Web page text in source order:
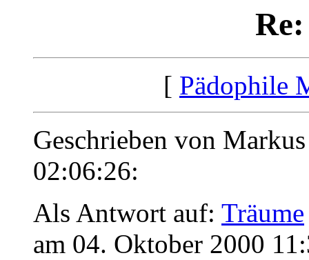
[ Pädophile
Geschrieben von
02:06:26:
Als Antwort auf: Träume
am 04. Oktober 2000